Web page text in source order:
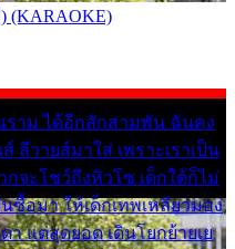
(KARAOKE)
ราม ได้อีกสักสามพัน ฉันคง
ลีวายส์มาใส่ เพราะเราเป็น
กจะโชว์ถึงหิวโซ เด็กใต้ก็ไม่
อมา ให้เด็กเทพเหลียวมอง
า แต่สุดยอด เดินโยกย้ายเย